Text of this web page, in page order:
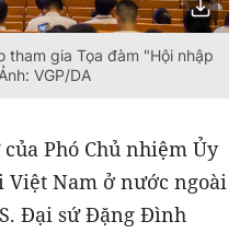
tham gia Tọa đàm "Hội nhập
VGP/DA
Phó Chủ nhiệm Ủy
Nam ở nước ngoài
Đại sứ Đặng Đình